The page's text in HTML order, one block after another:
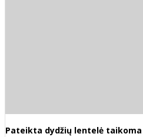
Pateikta dydžių lentelė taikoma